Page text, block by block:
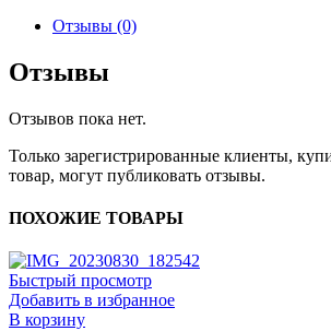
Отзывы (0)
Отзывы
Отзывов пока нет.
Только зарегистрированные клиенты,
товар, могут публиковать отзывы.
ПОХОЖИЕ ТОВАРЫ
Быстрый просмотр
Добавить в избранное
В корзину